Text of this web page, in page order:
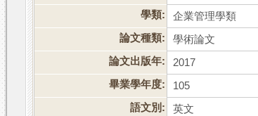
學類:
企業管理學類
論文種類:
學術論文
論文出版年:
2017
畢業學年度:
105
語文別:
英文